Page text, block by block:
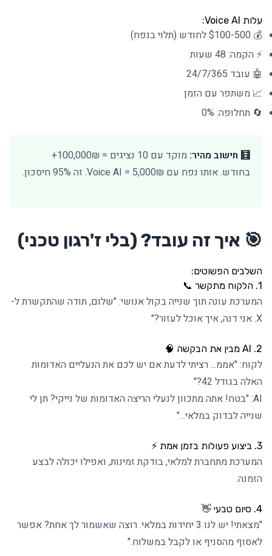
עלות Voice AI:
💰 $100-500 לחודש (תלוי בנפח)
⚡ הקמה: 48 שעות
🤖 עובד 24/7/365
📈 משתפר עם הזמן
🔄 תחלופה: 0%
🧮 חישוב מהיר:
מוקד עם 10 נציגים = 100,000₪+
בחודש. אותו נפח עם Voice AI = 5,000₪. זה 95% חיסכון.
🎯 איך זה עובד? (בלי ז'רגון טכני)
השלבים הפשוטים:
1. הלקוח מתקשר 📞
המערכת עונה תוך שנייה בקול אנושי: "שלום, תודה שהתקשרת ל-
X. אני דנה, איך אוכל לעזור?"
2. AI מבין את הבקשה 🧠
לקוח: "אממ... רציתי לדעת אם יש לכם את הנעליים האדומות
האלה בגודל 42?"
AI: "בטח! אתה מתכוון לנעלי הריצה האדומות של נייקי? תן לי
שנייה לבדוק במלאי..."
3. ביצוע פעולות בזמן אמת ⚡
המערכת מתחברת למלאי, בודקת זמינות, ואפילו יכולה לבצע
הזמנה.
4. סיום טבעי 👋
"מצאתי! יש לנו 3 יחידות במלאי. רוצה שאשמור לך אחת? אפשר
לאסוף מהסניף או לקבל במשלוח."